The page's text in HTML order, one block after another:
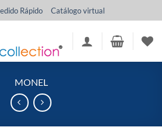
Rápido Catálogo virtual
MONEL